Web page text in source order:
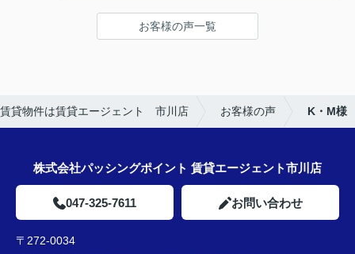
LINEでのコミュニケーションでやりやすい！
お客様の声一覧
貸物件は賃貸エージェント 市川店 お客様の声 K・M様
株式会社パッシングポイント 賃貸エージェント市川店
047-325-7611 お問い合わせ
〒272-0034